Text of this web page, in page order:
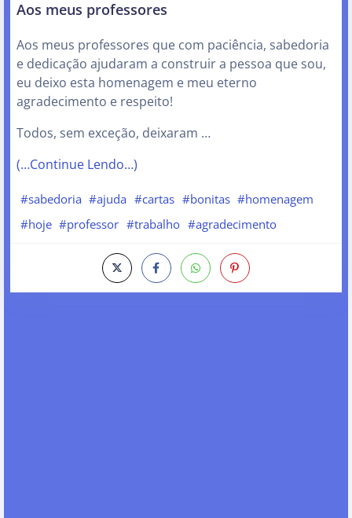
Aos meus professores
Aos meus professores que com paciência, sabedoria
e dedicação ajudaram a construir a pessoa que sou,
eu deixo esta homenagem e meu eterno
agradecimento e respeito!
Todos, sem exceção, deixaram …
(…Continue Lendo…)
#sabedoria #ajuda #cartas #bonitas #homenagem
#hoje #professor #trabalho #agradecimento